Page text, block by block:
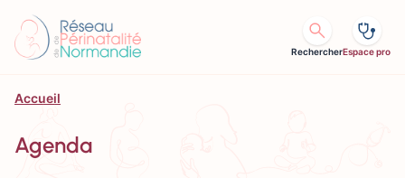
RechercherEspace pro
Accueil
Agenda